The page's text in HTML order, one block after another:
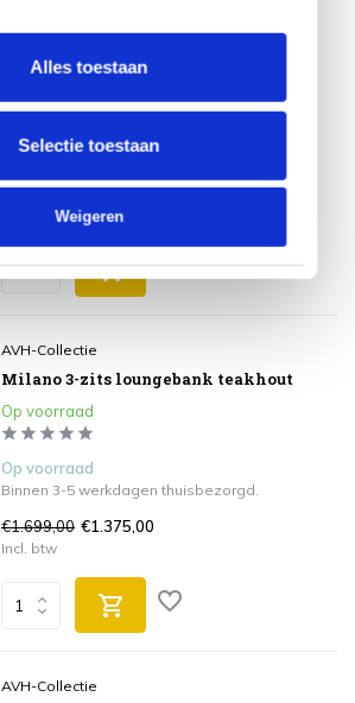
Alles toestaan
Selectie toestaan
Weigeren
Op voorraad
Binnen 3-5 werkdagen thuisbezorgd.
€2.969,00 €2.445,00
Incl. btw
AVH-Collectie
Milano 3-zits loungebank teakhout
Op voorraad
Op voorraad
Binnen 3-5 werkdagen thuisbezorgd.
€1.699,00 €1.375,00
Incl. btw
AVH-Collectie